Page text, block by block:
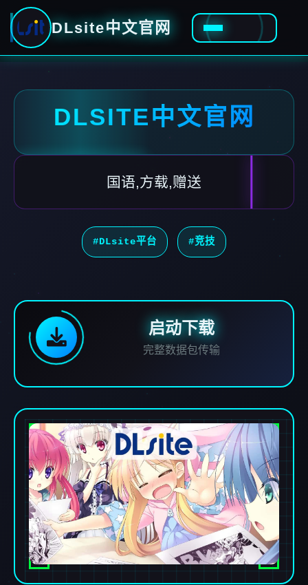
DLsite中文官网
DLSITE中文官网
国语,方载,赠送
#DLsite平台 #竞技
启动下载
完整数据包传输